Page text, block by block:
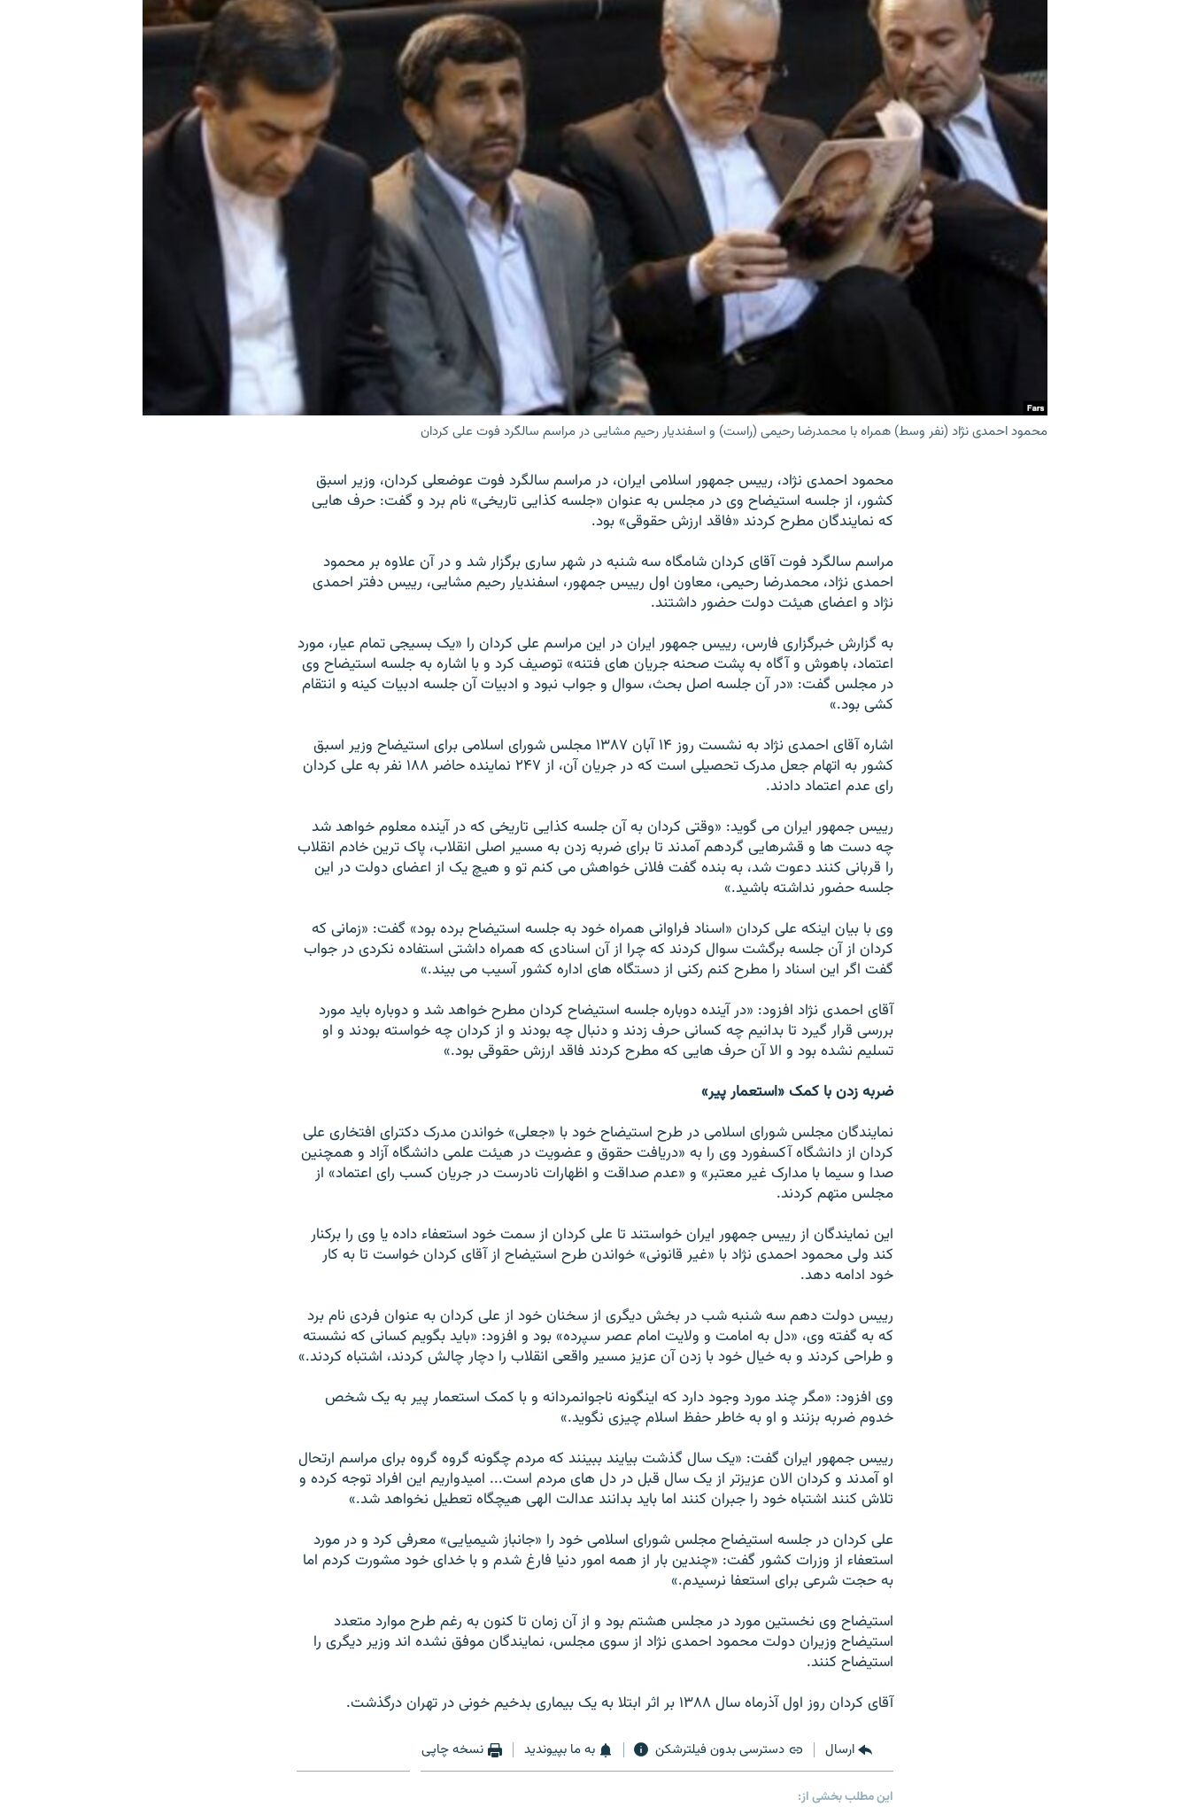
محمود احمدی نژاد (نفر وسط) همراه با محمدرضا رحیمی (راست) و اسفندیار رحیم مشایی در مراسم سالگرد فوت علی کردان
محمود احمدی نژاد، رييس جمهور اسلامی ايران، در مراسم سالگرد فوت عوضعلی کردان، وزير اسبق
کشور، از جلسه استيضاح وی در مجلس به عنوان «جلسه کذايی تاريخی» نام برد و گفت: حرف هايی
که نمايندگان مطرح کردند «فاقد ارزش حقوقی» بود.
مراسم سالگرد فوت آقای کردان شامگاه سه شنبه در شهر ساری برگزار شد و در آن علاوه بر محمود
احمدی نژاد، محمدرضا رحيمی، معاون اول رييس جمهور، اسفنديار رحيم مشايی، رييس دفتر احمدی
نژاد و اعضای هيئت دولت حضور داشتند.
به گزارش خبرگزاری فارس، رييس جمهور ايران در اين مراسم علی کردان را «يک بسيجی تمام عيار، مورد
اعتماد، باهوش و آگاه به پشت صحنه جريان های فتنه» توصيف کرد و با اشاره به جلسه استيضاح وی
در مجلس گفت: «در آن جلسه اصل بحث، سوال و جواب نبود و ادبيات آن جلسه ادبيات کينه و انتقام
کشی بود.»
اشاره آقای احمدی نژاد به نشست روز ۱۴ آبان ۱۳۸۷ مجلس شورای اسلامی برای استيضاح وزير اسبق
کشور به اتهام جعل مدرک تحصيلی است که در جریان آن، از ۲۴۷ نماينده حاضر ۱۸۸ نفر به علی کردان
رای عدم اعتماد دادند.
رييس جمهور ايران می گويد: «وقتی کردان به آن جلسه کذايی تاريخی که در آينده معلوم خواهد شد
چه دست ها و قشرهايی گردهم آمدند تا برای ضربه زدن به مسير اصلی انقلاب، پاک ترين خادم انقلاب
را قربانی کنند دعوت شد، به بنده گفت فلانی خواهش می کنم تو و هيچ يک از اعضای دولت در اين
جلسه حضور نداشته باشيد.»
وی با بيان اينکه علی کردان «اسناد فراوانی همراه خود به جلسه استيضاح برده بود» گفت: «زمانی که
کردان از آن جلسه برگشت سوال کردند که چرا از آن اسنادی که همراه داشتی استفاده نکردی در جواب
گفت اگر اين اسناد را مطرح کنم رکنی از دستگاه های اداره کشور آسيب می بيند.»
آقای احمدی نژاد افزود: «در آينده دوباره جلسه استيضاح کردان مطرح خواهد شد و دوباره بايد مورد
بررسی قرار گيرد تا بدانيم چه کسانی حرف زدند و دنبال چه بودند و از کردان چه خواسته بودند و او
تسليم نشده بود و الا آن حرف هايی که مطرح کردند فاقد ارزش حقوقی بود.»
ضربه زدن با کمک «استعمار پیر»
نمايندگان مجلس شورای اسلامی در طرح استيضاح خود با «جعلی» خواندن مدرک دکترای افتخاری علی
کردان از دانشگاه آکسفورد وی را به «دريافت حقوق و عضويت در هيئت علمی دانشگاه آزاد و همچنين
صدا و سيما با مدارک غير معتبر» و «عدم صداقت و اظهارات نادرست در جريان کسب رای اعتماد» از
مجلس متهم کردند.
اين نمايندگان از رييس جمهور ايران خواستند تا علی کردان از سمت خود استعفاء داده يا وی را برکنار
کند ولی محمود احمدی نژاد با «غير قانونی» خواندن طرح استيضاح از آقای کردان خواست تا به کار
خود ادامه دهد.
رييس دولت دهم سه شنبه شب در بخش ديگری از سخنان خود از علی کردان به عنوان فردی نام برد
که به گفته وی، «دل به امامت و ولايت امام عصر سپرده» بود و افزود: «بايد بگويم کسانی که نشسته
و طراحی کردند و به خيال خود با زدن آن عزيز مسير واقعی انقلاب را دچار چالش کردند، اشتباه کردند.»
وی افزود: «مگر چند مورد وجود دارد که اینگونه ناجوانمردانه و با کمک استعمار پیر به یک شخص
خدوم ضربه بزنند و او به خاطر حفظ اسلام چیزی نگوید.»
رييس جمهور ايران گفت: «يک سال گذشت بيايند ببينند که مردم چگونه گروه گروه برای مراسم ارتحال
او آمدند و کردان الان عزيزتر از يک سال قبل در دل های مردم است... اميدواريم اين افراد توجه کرده و
تلاش کنند اشتباه خود را جبران کنند اما بايد بدانند عدالت الهی هيچگاه تعطيل نخواهد شد.»
علی کردان در جلسه استيضاح مجلس شورای اسلامی خود را «جانباز شيميايی» معرفی کرد و در مورد
استعفاء از وزرات کشور گفت: «چندين بار از همه امور دنيا فارغ شدم و با خدای خود مشورت کردم اما
به حجت شرعی برای استعفا نرسيدم.»
استیضاح وی نخستین مورد در مجلس هشتم بود و از آن زمان تا کنون به رغم طرح موارد متعدد
استیضاح وزیران دولت محمود احمدی نژاد از سوی مجلس، نمایندگان موفق نشده اند وزیر دیگری را
استیضاح کنند.
آقای کردان روز اول آذرماه سال ۱۳۸۸ بر اثر ابتلا به يک بيماری بدخيم خونی در تهران درگذشت.
ارسال دسترسی بدون فیلترشکن به ما بپیوندید نسخه چاپی
این مطلب بخشی از: